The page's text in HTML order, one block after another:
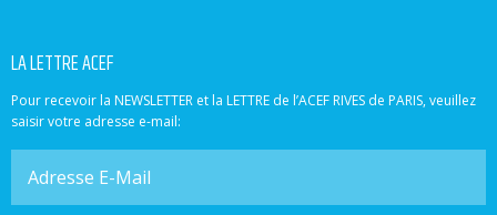
LA LETTRE ACEF
Pour recevoir la NEWSLETTER et la LETTRE de l’ACEF RIVES de PARIS, veuillez
saisir votre adresse e-mail: